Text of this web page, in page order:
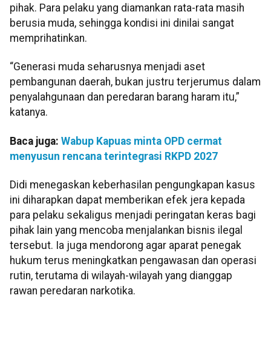
pihak. Para pelaku yang diamankan rata-rata masih
berusia muda, sehingga kondisi ini dinilai sangat
memprihatinkan.
“Generasi muda seharusnya menjadi aset
pembangunan daerah, bukan justru terjerumus dalam
penyalahgunaan dan peredaran barang haram itu,”
katanya.
Baca juga: Wabup Kapuas minta OPD cermat
menyusun rencana terintegrasi RKPD 2027
Didi menegaskan keberhasilan pengungkapan kasus
ini diharapkan dapat memberikan efek jera kepada
para pelaku sekaligus menjadi peringatan keras bagi
pihak lain yang mencoba menjalankan bisnis ilegal
tersebut. Ia juga mendorong agar aparat penegak
hukum terus meningkatkan pengawasan dan operasi
rutin, terutama di wilayah-wilayah yang dianggap
rawan peredaran narkotika.